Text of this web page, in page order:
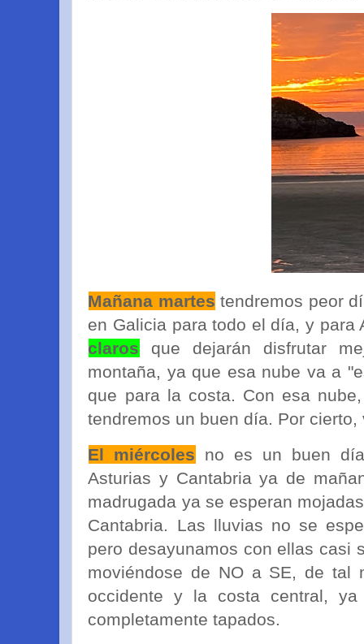
Mañana martes tendremos peor
en Galicia para todo el día, y para
claros que dejarán disfrutar
montaña, ya que esa nube va a
que para la costa. Con esa
tendremos un buen día. Por
El miércoles no es un buen
Asturias y Cantabria ya de
madrugada ya se esperan
Cantabria. Las lluvias no se
pero desayunamos con ellas casi
moviéndose de NO a SE, de tal
occidente y la costa central,
completamente tapados.